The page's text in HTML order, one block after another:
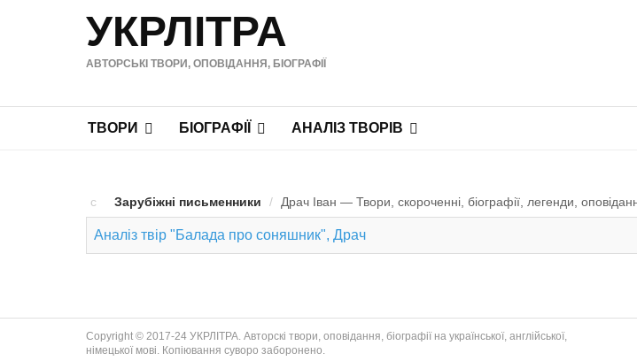
УКРЛІТРА
АВТОРСЬКІ ТВОРИ, ОПОВІДАННЯ, БІОГРАФІЇ
ТВОРИ БІОГРАФІЇ АНАЛІЗ ТВОРІВ
Зарубіжні письменники / Драч Іван — Твори, скороченні, біографії, легенди,
Аналіз твір "Балада про соняшник", Драч
Copyright © 2017-24 УКРЛІТРА. Авторскі твори, оповідання, біографії на української, англійської,
німецької мові. Копіювання суворо заборонено.